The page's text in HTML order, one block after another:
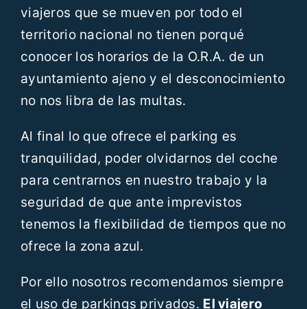
viajeros que se mueven por todo el
territorio nacional no tienen porqué
conocer los horarios de la O.R.A. de un
ayuntamiento ajeno y el desconocimiento
no nos libra de las multas.
Al final lo que ofrece el parking es
tranquilidad, poder olvidarnos del coche
para centrarnos en nuestro trabajo y la
seguridad de que ante imprevistos
tenemos la flexibilidad de tiempos que no
ofrece la zona azul.
Por ello nosotros recomendamos siempre
el uso de parkings privados. El viajero